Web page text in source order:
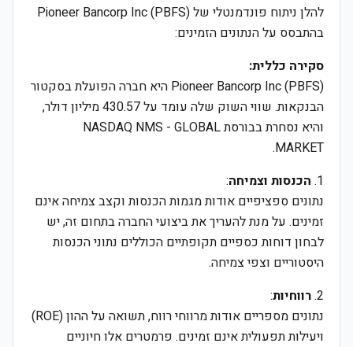
להלן ניתוח פונדמנטלי של Pioneer Bancorp Inc (PBFS)
בהתבסס על הנתונים הזמינים:
סקירה כללית:
Pioneer Bancorp Inc (PBFS) היא חברה הפועלת בסקטור
הבנקאות. שווי השוק שלה עומד על 430.57 מיליון דולר,
והיא נסחרת בבורסת NASDAQ NMS - GLOBAL
MARKET.
1. הכנסות וצמיחה:
נתונים ספציפיים אודות מגמות הכנסות וקצב צמיחה אינם
זמינים. על מנת להעריך את ביצועי החברה בתחום זה, יש
לבחון דוחות כספיים תקופתיים הכוללים נתוני הכנסות
היסטוריים וצפי צמיחה.
2. רווחיות:
נתונים מספריים אודות מרווחי רווח, תשואה על ההון (ROE)
ויעילות תפעולית אינם זמינים. פרמטרים אלו חיוניים